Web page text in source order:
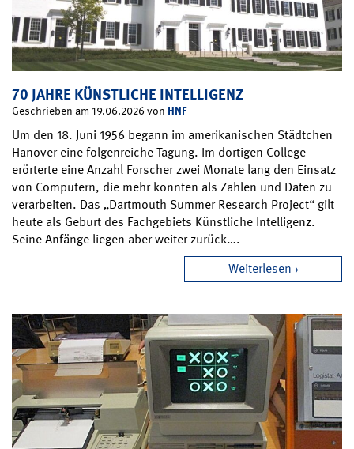
70 JAHRE KÜNSTLICHE INTELLIGENZ
Geschrieben am 19.06.2026 von HNF
Um den 18. Juni 1956 begann im amerikanischen Städtchen
Hanover eine folgenreiche Tagung. Im dortigen College
erörterte eine Anzahl Forscher zwei Monate lang den Einsatz
von Computern, die mehr konnten als Zahlen und Daten zu
verarbeiten. Das „Dartmouth Summer Research Project“ gilt
heute als Geburt des Fachgebiets Künstliche Intelligenz.
Seine Anfänge liegen aber weiter zurück….
Weiterlesen